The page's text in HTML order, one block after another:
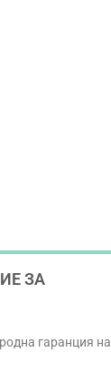
ЗА
гаранция на